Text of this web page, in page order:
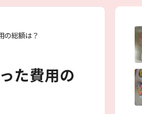
の総額は？
た費用の